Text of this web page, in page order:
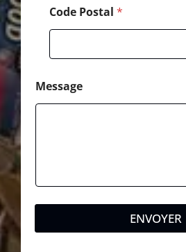
Code Postal *
Message
ENVOYER